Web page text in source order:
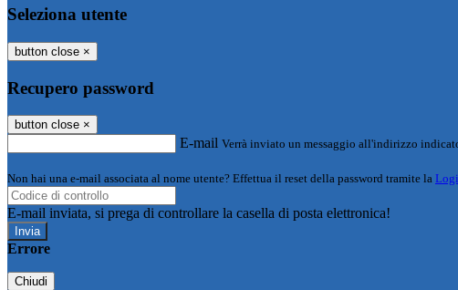
Seleziona utente
button close ×
Recupero password
button close ×
E-mail Verrà inviato un messaggio all'indirizzo
Non hai una e-mail associata al nome utente? Effettua il reset della password tramite la
E-mail inviata, si prega di controllare la casella di posta elettronica!
Errore
Chiudi